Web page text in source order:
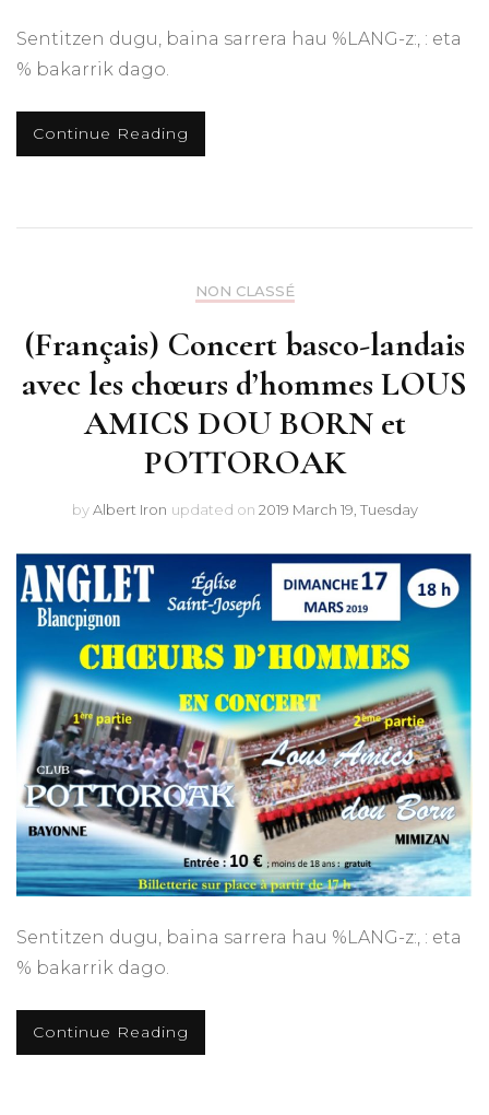
Sentitzen dugu, baina sarrera hau %LANG-z:, : eta
% bakarrik dago.
Continue Reading
NON CLASSÉ
(Français) Concert basco-landais
avec les chœurs d’hommes LOUS
AMICS DOU BORN et
POTTOROAK
byAlbert Iron updated on 2019 March 19, Tuesday
Sentitzen dugu, baina sarrera hau %LANG-z:, : eta
% bakarrik dago.
Continue Reading